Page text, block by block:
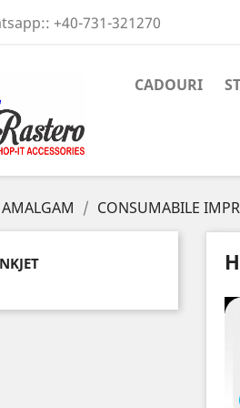
+40-731-321270
CADOURI
AMALGAM CONSUMABILE